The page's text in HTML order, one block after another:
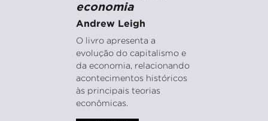
economia
Andrew Leigh
O livro apresenta a
evolução do capitalismo e
da economia, relacionando
acontecimentos históricos
às principais teorias
econômicas.